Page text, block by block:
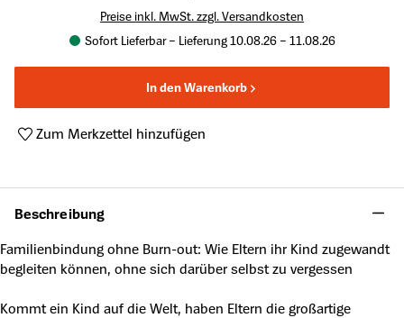
Preise inkl. MwSt. zzgl. Versandkosten
Sofort Lieferbar – Lieferung 10.08.26 – 11.08.26
In den Warenkorb
Zum Merkzettel hinzufügen
Beschreibung
Familienbindung ohne Burn-out: Wie Eltern ihr Kind zugewandt
begleiten können, ohne sich darüber selbst zu vergessen
Kommt ein Kind auf die Welt, haben Eltern die großartige